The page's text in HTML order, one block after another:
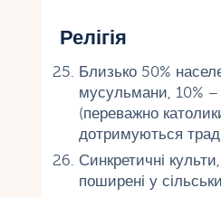
Релігія
Близько 50%
мусульмани, 10% –
(переважно
дотримуються
Синкретичні
поширені у